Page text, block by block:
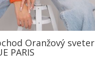
Oranžový sveter
PARIS